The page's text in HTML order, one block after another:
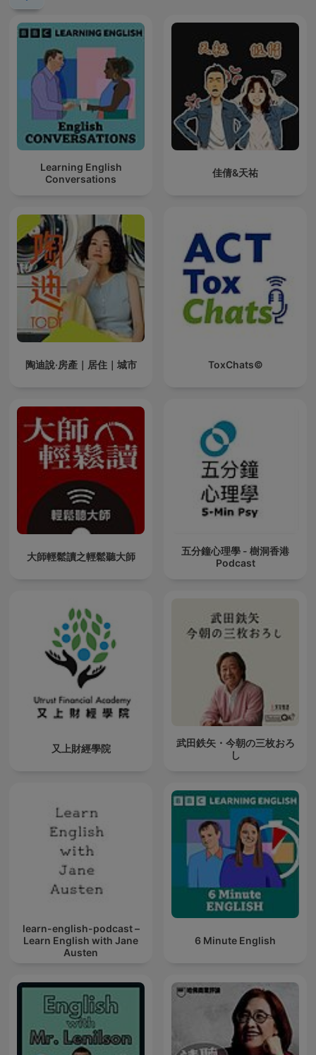
Learning English
Conversations
佳倩&天祐
陶迪說·房產｜居住｜城市 ToxChats©
大師輕鬆讀之輕鬆聽大師
五分鐘心理學 - 樹洞香港
Podcast
又上財經學院
武田鉄矢・今朝の三枚おろ
し
learn-english-podcast –
Learn English with Jane
Austen
6 Minute English